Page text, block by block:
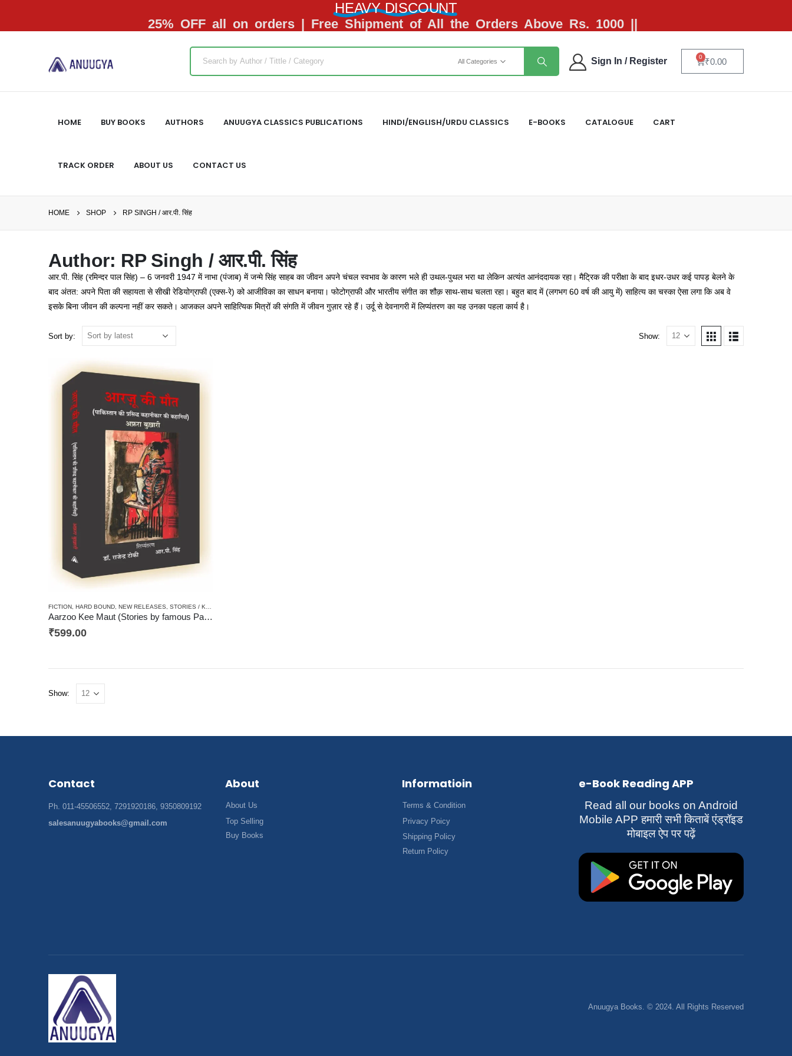
HEAVY DISCOUNT
25% OFF all on orders | Free Shipment of All the Orders Above Rs. 1000 ||
All Categories Sign In / Register ₹0.00
0
HOME BUY BOOKS AUTHORS ANUUGYA CLASSICS PUBLICATIONS HINDI/ENGLISH/URDU CLASSICS E-BOOKS CATALOGUE CART
TRACK ORDER ABOUT US CONTACT US
HOME SHOP RP SINGH / आर.पी. सिंह
Author: RP Singh / आर.पी. सिंह
आर.पी. सिंह (रमिन्दर पाल सिंह) – 6 जनवरी 1947 में नाभा (पंजाब) में जन्मे सिंह साहब का जीवन अपने चंचल स्वभाव के कारण भले ही उथल-पुथल भरा था लेकिन अत्यंत आनंददायक रहा। मैट्रिक की परीक्षा के बाद इधर-उधर कई पापड़ बेलने के
बाद अंतत: अपने पिता की सहायता से सीखी रेडियोग्राफी (एक्स-रे) को आजीविका का साधन बनाया। फोटोग्राफी और भारतीय संगीत का शौक़ साथ-साथ चलता रहा। बहुत बाद में (लगभग 60 वर्ष की आयु में) साहित्य का चस्का ऐसा लगा कि अब वे
इसके बिना जीवन की कल्पना नहीं कर सकते। आजकल अपने साहित्यिक मित्रों की संगति में जीवन गुज़ार रहे हैं। उर्दू से देवनागरी में लिप्यंतरण का यह उनका पहला कार्य है।
Sort by: Show:
FICTION, HARD BOUND, NEW RELEASES, STORIES / KAHANI
Aarzoo Kee Maut (Stories by famous Pakistani author) / आरज़ू की मौत (पाकिस्तान की प्रसिद्ध कहानीकार की कहानियाँ)
₹599.00
Show:
Contact
Ph. 011-45506552, 7291920186, 9350809192
salesanuugyabooks@gmail.com
About
About Us
Top Selling
Buy Books
Informatioin
Terms & Condition
Privacy Poicy
Shipping Policy
Return Policy
e-Book Reading APP
Read all our books on Android
Mobile APP हमारी सभी किताबें एंड्रॉइड
मोबाइल ऐप पर पढ़ें
Anuugya Books. © 2024. All Rights Reserved